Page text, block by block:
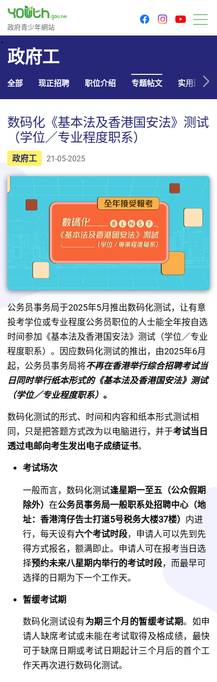
政府青少年网站
政府青少年網站
facebookinstagram
政府工
全部 现正招聘 职位介绍 专题帖文 实用连结
数码化《基本法及香港国安法》测试
（学位／专业程度职系）
政府工 21-05-2025
公务员事务局于2025年5月推出数码化测试，让有意
投考学位或专业程度公务员职位的人士能全年按自选
时间参加《基本法及香港国安法》测试（学位／专业
程度职系）。因应数码化测试的推出，由2025年6月
起，公务员事务局将不再在香港举行综合招聘考试当
日同时举行纸本形式的《基本法及香港国安法》测试
（学位／专业程度职系） 。
数码化测试的形式、时间和内容和纸本形式测试相
同，只是把答题方式改为以电脑进行，并于考试当日
透过电邮向考生发出电子成绩证书。
考试场次
一般而言，数码化测试逢星期一至五（公众假期
除外）在公务员事务局一般职系处招聘中心（地
址：香港湾仔告士打道5号税务大楼37楼） 内进
行，每天设有六个考试时段，申请人可以先到先
得方式报名，额满即止。申请人可在报考当日选
择预约未来八星期内举行的考试时段，而最早可
选择的日期为下一个工作天。
暂缓考试期
数码化测试设有为期三个月的暂缓考试期。如申
请人缺席考试或未能在考试取得及格成绩，最快
可于缺席日期或考试日期起计三个月后的首个工
作天再次进行数码化测试。